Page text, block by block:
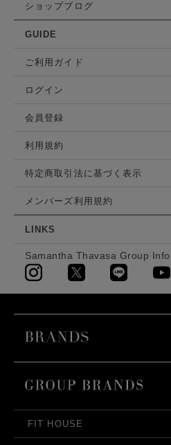
ショップブログ
GUIDE
ご利用ガイド
ログイン
会員登録
利用規約
特定商取引法に基づく表示
メンバーズ利用規約
LINKS
Samantha Thavasa Group Info.
FIT HOUSE